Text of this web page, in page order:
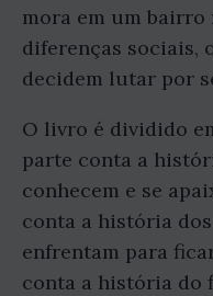
mora em um bairro
diferenças sociais,
decidem lutar por
O livro é dividido
parte conta a
conhecem e se
conta a história
enfrentam para
conta a história do